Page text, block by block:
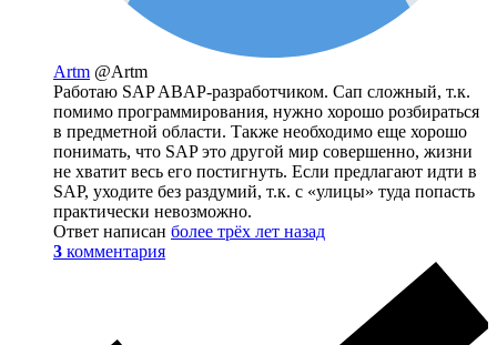
Artm @Artm
Работаю SAP ABAP-разработчиком. Сап сложный, т.к.
помимо программирования, нужно хорошо розбираться
в предметной области. Также необходимо еще хорошо
понимать, что SAP это другой мир совершенно, жизни
не хватит весь его постигнуть. Если предлагают идти в
SAP, уходите без раздумий, т.к. с «улицы» туда попасть
практически невозможно.
Ответ написан более трёх лет назад
3 комментария